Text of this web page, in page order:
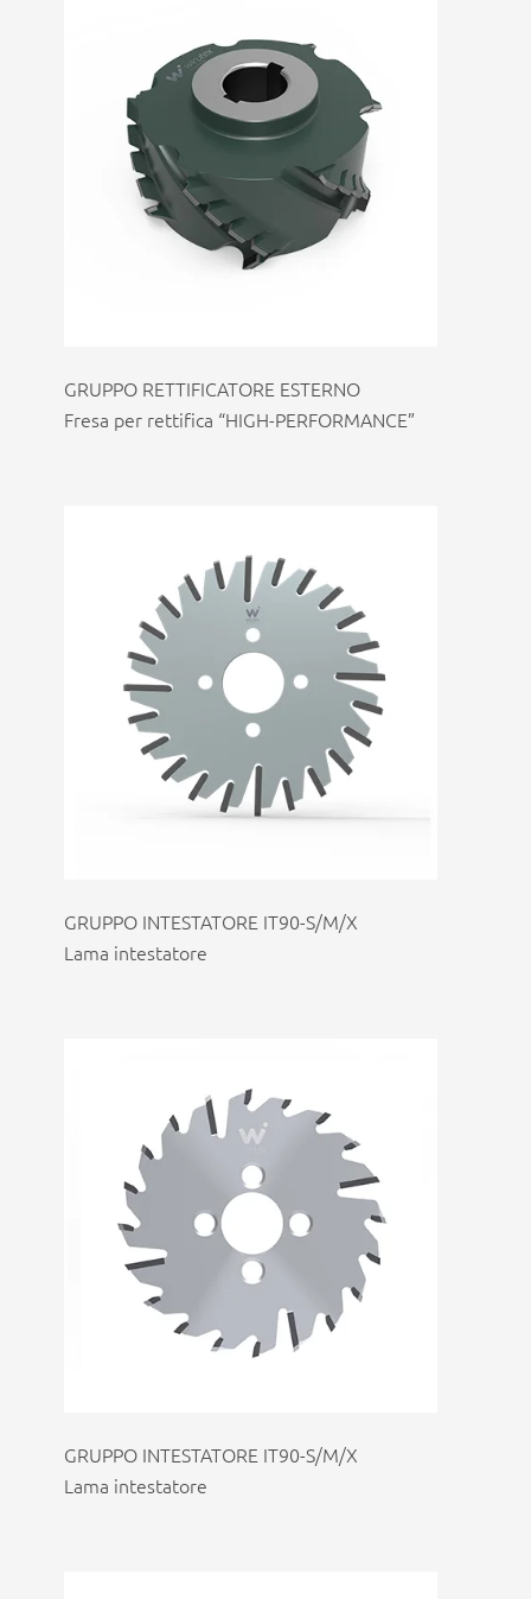
GRUPPO RETTIFICATORE ESTERNO
Fresa per rettifica “HIGH-PERFORMANCE”
GRUPPO INTESTATORE IT90-S/M/X
Lama intestatore
GRUPPO INTESTATORE IT90-S/M/X
Lama intestatore